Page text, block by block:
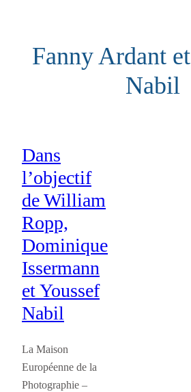
contenuFanny Ardant
Nabil
Dans
l’objectif
de William
Ropp,
Dominique
Issermann
et Youssef
Nabil
La Maison
Européenne de la
Photographie –